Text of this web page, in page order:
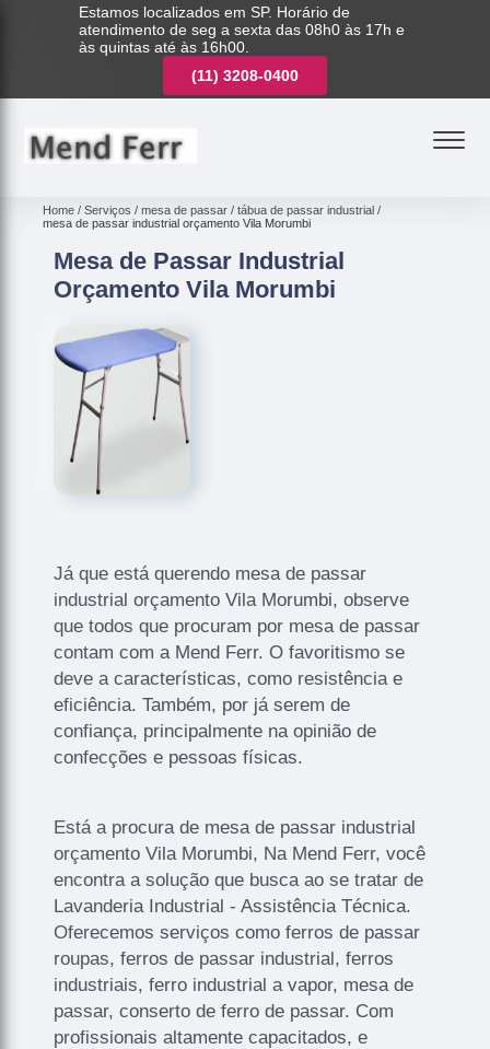
Estamos localizados em SP. Horário de
atendimento de seg a sexta das 08h0 às 17h e
às quintas até às 16h00.
(11) 3208-0400
Home Serviços mesa de passar
tábua de passar industrial
mesa de passar industrial orçamento Vila Morumbi
Mesa de Passar Industrial
Orçamento Vila Morumbi
Já que está querendo mesa de passar
industrial orçamento Vila Morumbi, observe
que todos que procuram por mesa de passar
contam com a Mend Ferr. O favoritismo se
deve a características, como resistência e
eficiência. Também, por já serem de
confiança, principalmente na opinião de
confecções e pessoas físicas.
Está a procura de mesa de passar industrial
orçamento Vila Morumbi, Na Mend Ferr, você
encontra a solução que busca ao se tratar de
Lavanderia Industrial - Assistência Técnica.
Oferecemos serviços como ferros de passar
roupas, ferros de passar industrial, ferros
industriais, ferro industrial a vapor, mesa de
passar, conserto de ferro de passar. Com
profissionais altamente capacitados, e